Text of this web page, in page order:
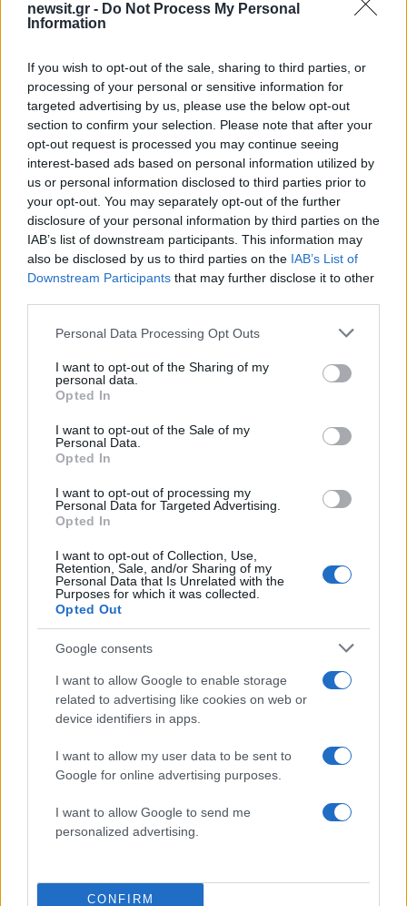
newsit.gr - Do Not Process My Personal
Information
If you wish to opt-out of the sale, sharing to third parties, or
processing of your personal or sensitive information for
targeted advertising by us, please use the below opt-out
section to confirm your selection. Please note that after your
opt-out request is processed you may continue seeing
interest-based ads based on personal information utilized by
us or personal information disclosed to third parties prior to
your opt-out. You may separately opt-out of the further
disclosure of your personal information by third parties on the
IAB’s list of downstream participants. This information may
also be disclosed by us to third parties on the IAB’s List of
Downstream Participants that may further disclose it to other
Please note that this website/app uses one or more Google
not limited to your visit or usage behaviour. You may click to
grant or deny consent to Google and its third-party tags to
use your data for below specified purposes in below Google
consent section.
Personal Data Processing Opt Outs
I want to opt-out of the Sharing of my
personal data.
Opted In
I want to opt-out of the Sale of my
Personal Data.
Opted In
I want to opt-out of processing my
Personal Data for Targeted Advertising.
Opted In
I want to opt-out of Collection, Use,
Retention, Sale, and/or Sharing of my
Personal Data that Is Unrelated with the
Purposes for which it was collected.
Opted Out
Google consents
I want to allow Google to enable storage
related to advertising like cookies on web or
device identifiers in apps.
I want to allow my user data to be sent to
Google for online advertising purposes.
I want to allow Google to send me
personalized advertising.
CONFIRM
Share:
Ακολουθήστε το Νewsit.gr στο Google Newsκαι
ενημερωθείτε πρώτοι για όλη την ειδησεογραφία και τα
τελευταία νέα της ημέρας
Πιο δημοφιλή
1 Μετέτρεψαν το Σαρακήνικο της Μήλου σε
ελικοδρόμιο – «Πάρκαραν» το ελικόπτερο
τους για να κάνουν μπάνιο
αφορά στη χρήση της εικόνας και της
φωνής της Αλίκης Βουγιουκλάκη μέσω AI»
Μπρίτνεϊ Σπίαρς: Έκανε αποτυχημένο
μπότοξ και ανέβασε στο Instagram την
εμπειρία της
Πάρος: «Αν ήταν κάποιος πάνω από την
πισίνα, δε θα είχα θρηνήσει το παιδί μου» –
Η σπαρακτική περιγραφή του πατέρα και
τα κενά στους ισχυρισμούς του ιδιοκτήτη
του beach bar
Εκρηκτικό κοκτέιλ με 40άρια και 8 μποφόρ
ενισχύονται οι άνεμοι τις επόμενες ημέρες
Πιο σχολιασμένα
συνεχίζει τις ολιγοήμερες διακοπές του –
Πού βρέθηκε το Σάββατο
Το οικονομικό πρόγραμμα της ΕΛΑΣ που
Θεσσαλονίκη: Σχέδιο τετραετίας
ΕΛΑΣ: Ο Αλέξης Δέδες ο πρώτος
υποψήφιος βουλευτής του κόμματος –
Από τα διοικητικά της ΑΕΚ στην πολιτική
σκηνή
ανάμεσά τους 130 σχολικά